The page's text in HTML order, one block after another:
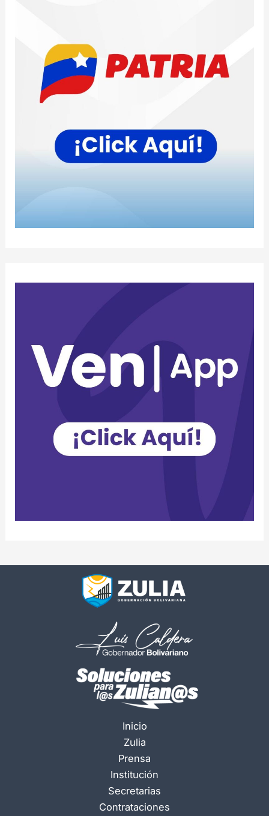
Inicio
Zulia
Prensa
Institución
Secretarias
Contrataciones